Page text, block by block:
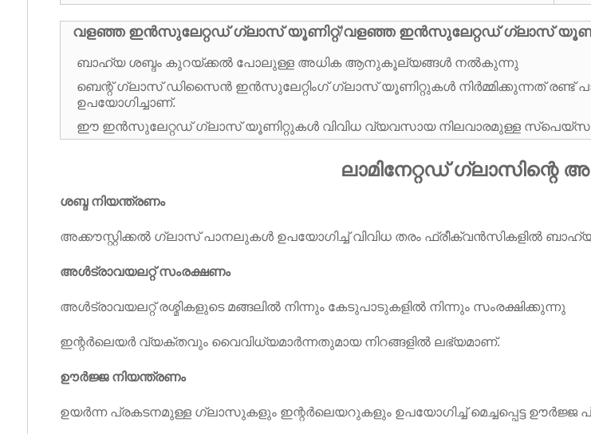
വളഞ്ഞ ഇൻസുലേറ്റഡ് ഗ്ലാസ് യൂണിറ്റ്/വളഞ്ഞ ഇൻസുലേറ്റഡ് ഗ്ലാസ്
ബാഹ്യ ശബ്ദം കുറയ്ക്കൽ പോലുള്ള അധിക ആനുകൂല്യങ്ങൾ നൽകുന്നു
ബെന്റ് ഗ്ലാസ് ഡിസൈൻ ഇൻസുലേറ്റിംഗ് ഗ്ലാസ് യൂണിറ്റുകൾ നിർമ്മിക്കുന്നത്
ഉപയോഗിച്ചാണ്.
ഈ ഇൻസുലേറ്റഡ് ഗ്ലാസ് യൂണിറ്റുകൾ വിവിധ വ്യവസായ നിലവാരമുള്ള സ്‌പെയ്‌സർ
ലാമിനേറ്റഡ്
ശബ്ദ നിയന്ത്രണം
അക്കൗസ്റ്റിക്കൽ ഗ്ലാസ് പാനലുകൾ ഉപയോഗിച്ച് വിവിധ തരം ഫ്രീക്വൻസികളിൽ ബാഹ്യ
അൾട്രാവയലറ്റ് സംരക്ഷണം
അൾട്രാവയലറ്റ് രശ്മികളുടെ മങ്ങലിൽ നിന്നും കേടുപാടുകളിൽ നിന്നും സംരക്ഷിക്കുന്നു
ഇന്റർലെയർ വ്യക്തവും വൈവിധ്യമാർന്നതുമായ നിറങ്ങളിൽ ലഭ്യമാണ്.
ഊർജ്ജ നിയന്ത്രണം
ഉയർന്ന പ്രകടനമുള്ള ഗ്ലാസുകളും ഇന്റർലെയറുകളും ഉപയോഗിച്ച് മെച്ചപ്പെട്ട ഊർജ്ജ